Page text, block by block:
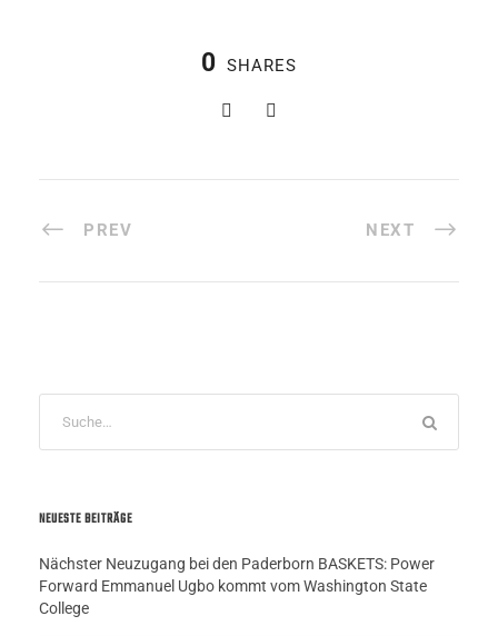
0 SHARES
PREV NEXT
NEUESTE BEITRÄGE
Nächster Neuzugang bei den Paderborn BASKETS: Power
Forward Emmanuel Ugbo kommt vom Washington State
College